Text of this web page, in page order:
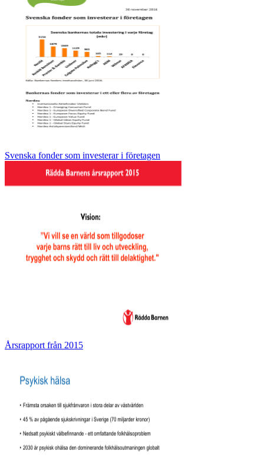
Svenska fonder som investerar i företagen
Årsrapport från 2015